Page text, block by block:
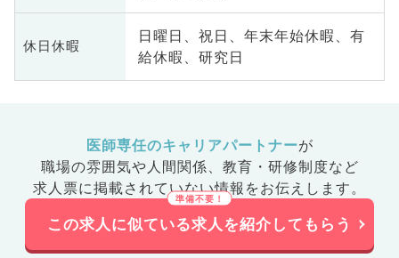
休日休暇
日曜日、祝日、年末年始休暇、有
給休暇、研究日
医師専任のキャリアパートナーが
職場の雰囲気や人間関係、 教育・研修制度など
求人票に掲載されていない情報をお伝えします。
この求人に似ている求人を紹介してもらう